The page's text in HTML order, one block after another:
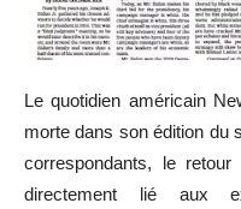
Le quotidien américain
morte dans son édition du
correspondants, le
directement lié aux